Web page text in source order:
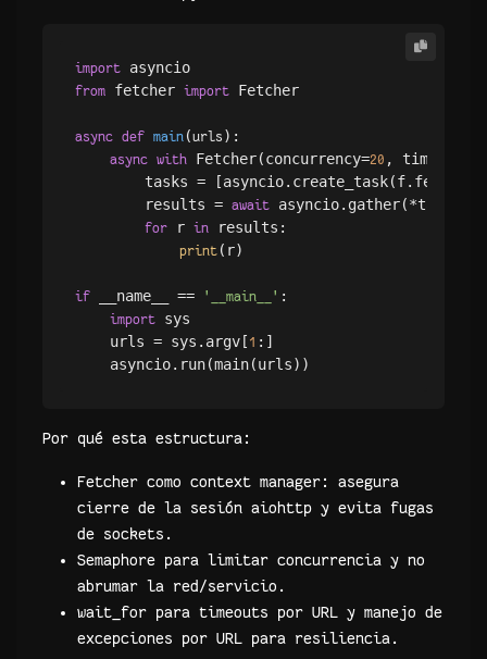
import
from fetcher import Fetcher
async def main (urls ):
async with Fetcher(concurrency=20 , timeout=
tasks =
        results =
await asyncio.gather(*tasks)
for r in results:
print (r)
if __name__ == '__main__' :
import sys
    urls = sys.argv[
1 :]
Por qué esta estructura:
Fetcher como context manager: asegura
cierre de la sesión aiohttp y evita fugas
de sockets.
Semaphore para limitar concurrencia y no
abrumar la red/servicio.
wait_for para timeouts por URL y manejo de
excepciones por URL para resiliencia.